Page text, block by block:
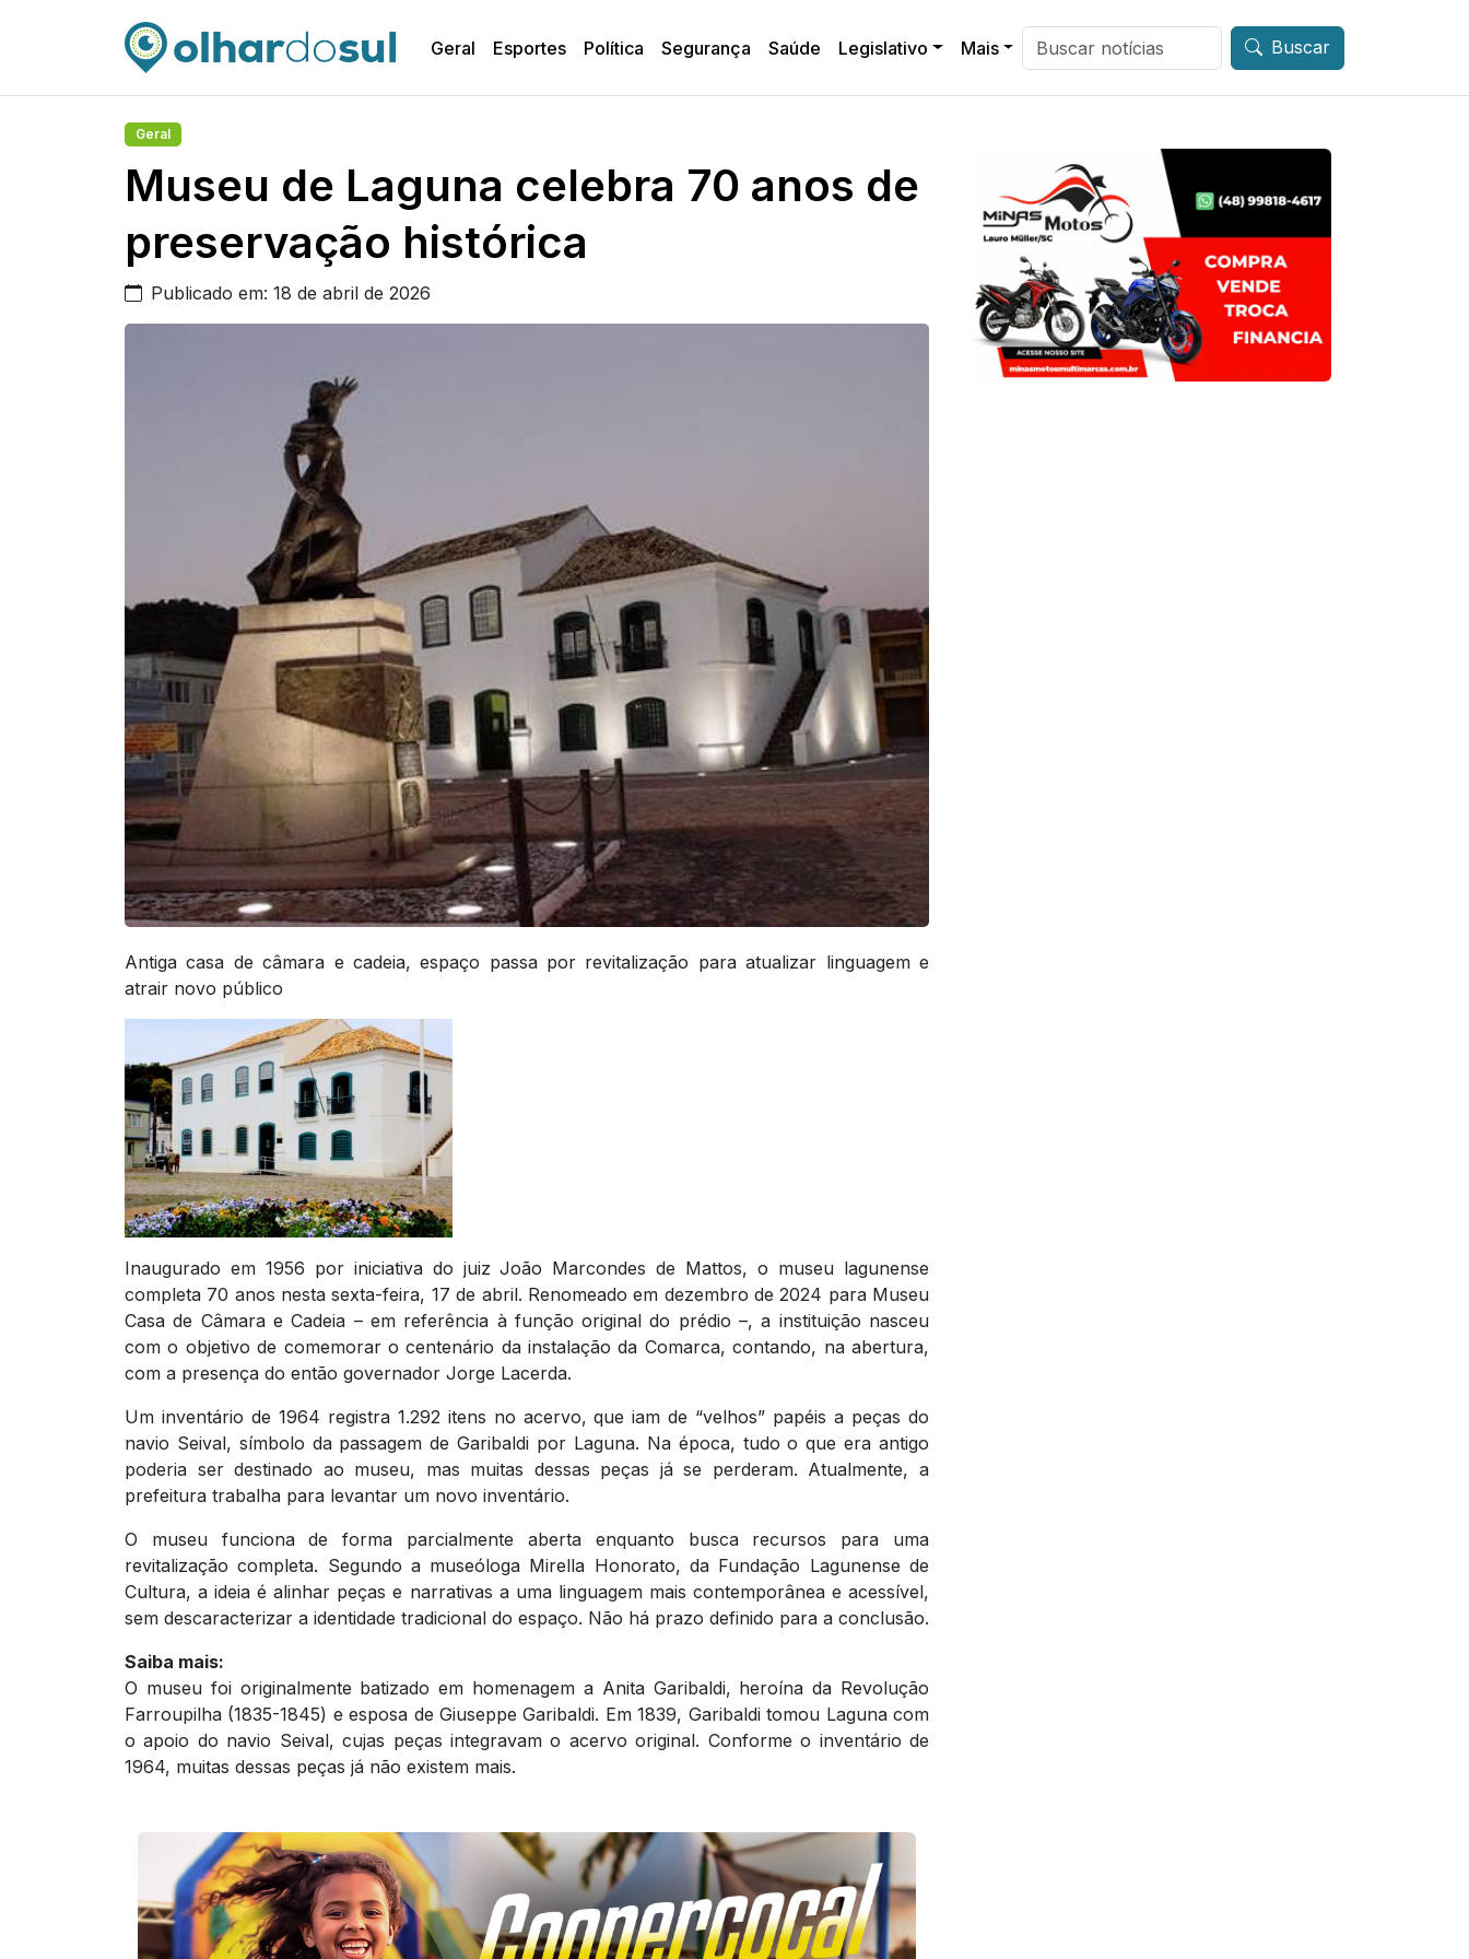
Geral Esportes Política Segurança Saúde Legislativo Mais Buscar
Geral
Museu de Laguna celebra 70 anos de
preservação histórica
Publicado em: 18 de abril de 2026
Antiga casa de câmara e cadeia, espaço passa por revitalização para atualizar linguagem e
atrair novo público
Inaugurado em 1956 por iniciativa do juiz João Marcondes de Mattos, o museu lagunense
completa 70 anos nesta sexta-feira, 17 de abril. Renomeado em dezembro de 2024 para Museu
Casa de Câmara e Cadeia – em referência à função original do prédio –, a instituição nasceu
com o objetivo de comemorar o centenário da instalação da Comarca, contando, na abertura,
com a presença do então governador Jorge Lacerda.
Um inventário de 1964 registra 1.292 itens no acervo, que iam de “velhos” papéis a peças do
navio Seival, símbolo da passagem de Garibaldi por Laguna. Na época, tudo o que era antigo
poderia ser destinado ao museu, mas muitas dessas peças já se perderam. Atualmente, a
prefeitura trabalha para levantar um novo inventário.
O museu funciona de forma parcialmente aberta enquanto busca recursos para uma
revitalização completa. Segundo a museóloga Mirella Honorato, da Fundação Lagunense de
Cultura, a ideia é alinhar peças e narrativas a uma linguagem mais contemporânea e acessível,
sem descaracterizar a identidade tradicional do espaço. Não há prazo definido para a conclusão.
Saiba mais:
O museu foi originalmente batizado em homenagem a Anita Garibaldi, heroína da Revolução
Farroupilha (1835-1845) e esposa de Giuseppe Garibaldi. Em 1839, Garibaldi tomou Laguna com
o apoio do navio Seival, cujas peças integravam o acervo original. Conforme o inventário de
1964, muitas dessas peças já não existem mais.